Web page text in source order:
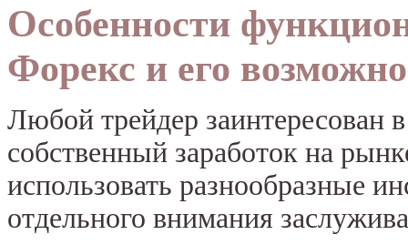
Особенности
Форекс и его
Любой трейдер заинтересован
собственный заработок на
использовать разнообразные
отдельного внимания